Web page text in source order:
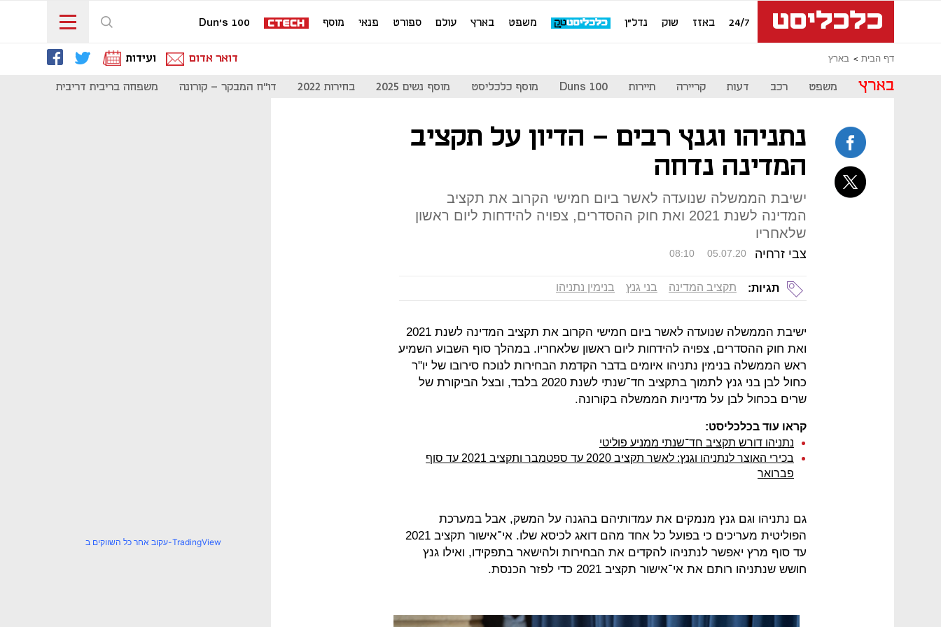
24/7 באזז שוק נדל"ן משפט בארץ עולם ספורט פנאי מוסף Dun's 100
דף הבית בארץ דואר אדום ועידות
בארץ משפט רכב דעות קריירה תיירות Duns 100 מוסף כלכליסט מוסף נשים 2025 בחירות 2022 דו"ח המבקר - קורונה משפחה בריבית דריבית
נתניהו וגנץ רבים - הדיון על תקציב
המדינה נדחה
ישיבת הממשלה שנועדה לאשר ביום חמישי הקרוב את תקציב
המדינה לשנת 2021 ואת חוק ההסדרים, צפויה להידחות ליום ראשון
שלאחריו
צבי זרחיה 08:10 05.07.20
תגיות: תקציב המדינה בני גנץ בנימין נתניהו
ישיבת הממשלה שנועדה לאשר ביום חמישי הקרוב את תקציב המדינה לשנת 2021
ואת חוק ההסדרים, צפויה להידחות ליום ראשון שלאחריו. במהלך סוף השבוע השמיע
ראש הממשלה בנימין נתניהו איומים בדבר הקדמת הבחירות לנוכח סירובו של יו"ר
כחול לבן בני גנץ לתמוך בתקציב חד־שנתי לשנת 2020 בלבד, ובצל הביקורת של
שרים בכחול לבן על מדיניות הממשלה בקורונה.
קראו עוד בכלכליסט:
נתניהו דורש תקציב חד־שנתי ממניע פוליטי
בכירי האוצר לנתניהו וגנץ: לאשר תקציב 2020 עד ספטמבר ותקציב 2021 עד סוף
פברואר
גם נתניהו וגם גנץ מנמקים את עמדותיהם בהגנה על המשק, אבל במערכת
הפוליטית מעריכים כי בפועל כל אחד מהם דואג לכיסא שלו. אי־אישור תקציב 2021
עד סוף מרץ יאפשר לנתניהו להקדים את הבחירות ולהישאר בתפקידו, ואילו גנץ
חושש שנתניהו רותם את אי־אישור תקציב 2021 כדי לפזר הכנסת.
עקוב אחר כל השווקים ב-TradingView